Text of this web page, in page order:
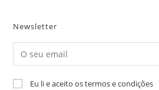
Newsletter
Eu li e aceito os termos e condições